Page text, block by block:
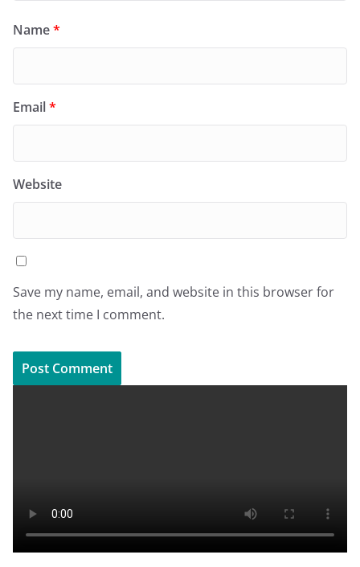
Name*
Email*
Website
Save my name, email, and website in this browser for
the next time I comment.